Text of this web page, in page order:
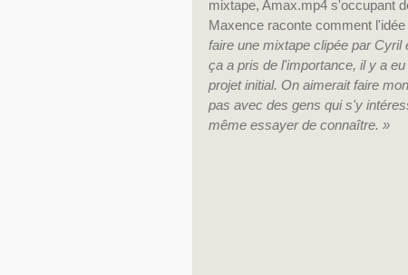
mixtape, Amax.mp4 s'occupant
Maxence raconte comment
faire une mixtape clipée par
ça a pris de l'importance, il y a
projet initial. On aimerait faire
pas avec des gens qui s'y
même essayer de connaître. »